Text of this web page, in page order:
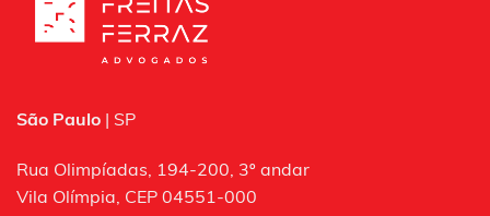
São Paulo | SP
Rua Olimpíadas, 194-200, 3º andar
Vila Olímpia, CEP 04551-000